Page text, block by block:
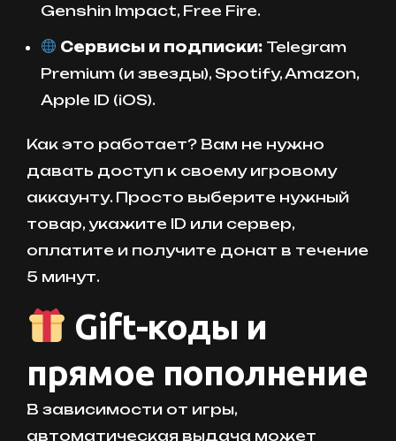
Genshin Impact, Free Fire.
Сервисы и подписки: Telegram
Premium (и звезды), Spotify, Amazon,
Apple ID (iOS).
Как это работает? Вам не нужно
давать доступ к своему игровому
аккаунту. Просто выберите нужный
товар, укажите ID или сервер,
оплатите и получите донат в течение
5 минут.
Gift-коды и
прямое пополнение
В зависимости от игры,
автоматическая выдача может